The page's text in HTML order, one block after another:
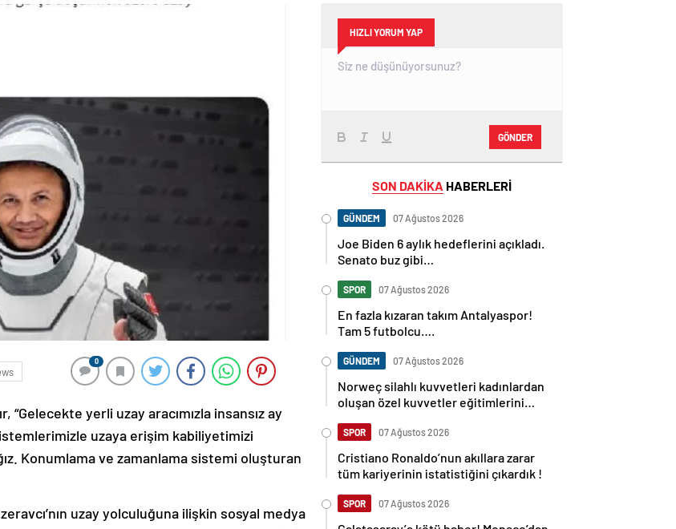
0
“Gelecekte yerli uzay aracımızla insansız ay
uzaya erişim kabiliyetimizi
Konumlama ve zamanlama sistemi oluşturan
uzay yolculuğuna ilişkin sosyal medya
HIZLI YORUM YAP
GÖNDER
SON DAKİKA HABERLERİ
GÜNDEM 07 Ağustos 2026
Joe Biden 6 aylık hedeflerini açıkladı.
Senato buz gibi…
SPOR 07 Ağustos 2026
En fazla kızaran takım Antalyaspor!
Tam 5 futbolcu….
GÜNDEM 07 Ağustos 2026
Norweç silahlı kuvvetleri kadınlardan
oluşan özel kuvvetler eğitimlerini
SPOR 07 Ağustos 2026
Cristiano Ronaldo’nun akıllara zarar
tüm kariyerinin istatistiğini çıkardık !
SPOR 07 Ağustos 2026